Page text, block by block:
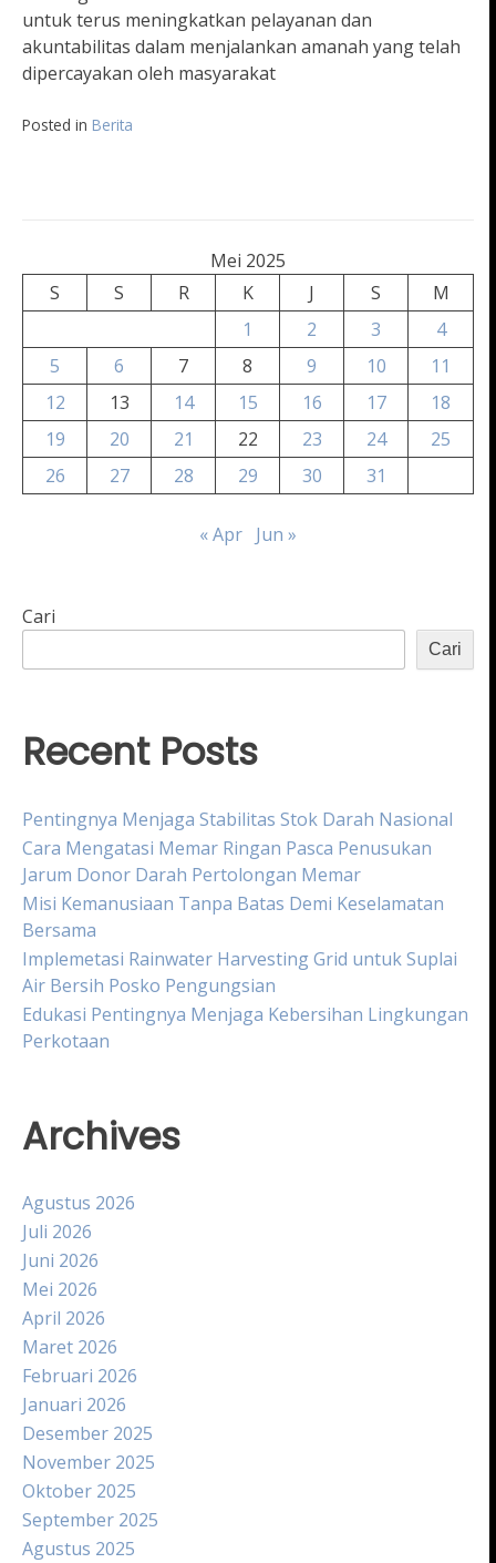
untuk terus meningkatkan pelayanan dan
akuntabilitas dalam menjalankan amanah yang telah
dipercayakan oleh masyarakat
Posted in Berita
Mei 2025
S
S R K J S
M
1
2 3
4
5
6 7 8 9 10
11
12
13 14 15 16 17
18
19
20 21 22 23 24
25
26
27 28 29 30 31
« Apr Jun »
Cari
Cari
Recent Posts
Pentingnya Menjaga Stabilitas Stok Darah Nasional
Cara Mengatasi Memar Ringan Pasca Penusukan
Jarum Donor Darah Pertolongan Memar
Misi Kemanusiaan Tanpa Batas Demi Keselamatan
Bersama
Implemetasi Rainwater Harvesting Grid untuk Suplai
Air Bersih Posko Pengungsian
Edukasi Pentingnya Menjaga Kebersihan Lingkungan
Perkotaan
Archives
Agustus 2026
Juli 2026
Juni 2026
Mei 2026
April 2026
Maret 2026
Februari 2026
Januari 2026
Desember 2025
November 2025
Oktober 2025
September 2025
Agustus 2025